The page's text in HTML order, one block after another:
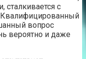
сталкивается с
Квалифицированный
вопрос
вероятно и даже